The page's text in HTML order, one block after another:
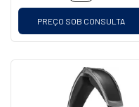
PREÇO SOB CONSULTA